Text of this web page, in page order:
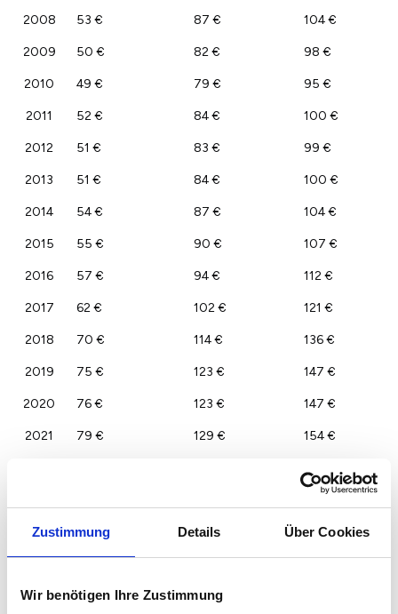
Zustimmung Details Über Cookies
Wir benötigen Ihre Zustimmung
2008 53 € 87 € 104 €
2009 50 € 82 € 98 €
2010 49 € 79 € 95 €
2011 52 € 84 € 100 €
2012 51 € 83 € 99 €
2013 51 € 84 € 100 €
2014 54 € 87 € 104 €
2015 55 € 90 € 107 €
2016 57 € 94 € 112 €
2017 62 € 102 € 121 €
2018 70 € 114 € 136 €
2019 75 € 123 € 147 €
2020 76 € 123 € 147 €
2021 79 € 129 € 154 €